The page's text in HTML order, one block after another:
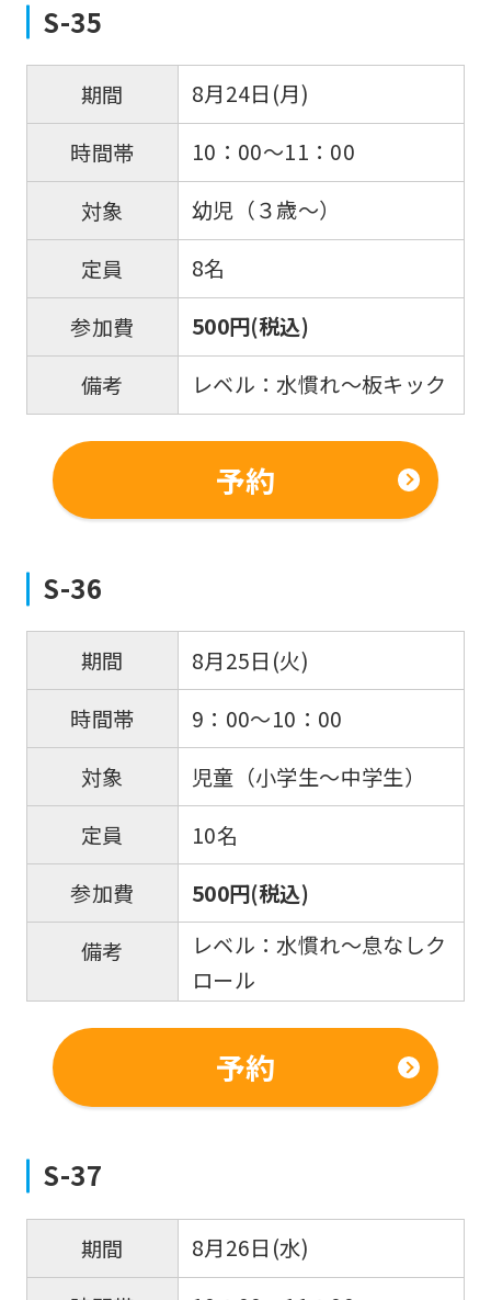
S-35
期間
8月24日(月)
時間帯
10：00～11：00
対象
幼児（３歳～）
定員
8名
参加費
500円(税込)
備考
レベル：水慣れ～板キック
予約
S-36
期間
8月25日(火)
時間帯
9：00～10：00
対象
児童（小学生～中学生）
定員
10名
参加費
500円(税込)
備考
レベル：水慣れ～息なしク
ロール
予約
S-37
期間
8月26日(水)